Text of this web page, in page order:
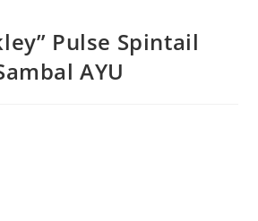
Pulse Spintail
AYU